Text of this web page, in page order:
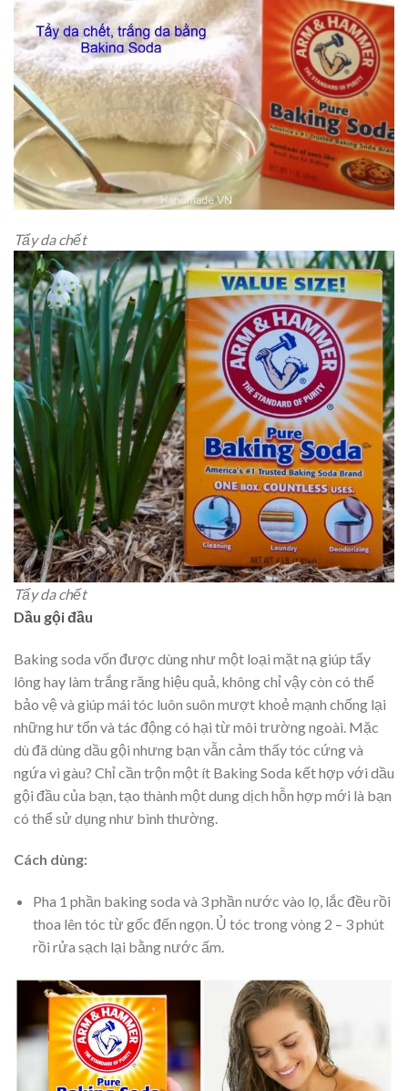
Tẩy da chết
Tẩy da chết
Dầu gội đầu
Baking soda vốn được dùng như một loại mặt nạ giúp tẩy
lông hay làm trắng răng hiệu quả, không chỉ vậy còn có thể
bảo vệ và giúp mái tóc luôn suôn mượt khoẻ mạnh chống lại
những hư tổn và tác động có hại từ môi trường ngoài. Mặc
dù đã dùng dầu gội nhưng bạn vẫn cảm thấy tóc cứng và
ngứa vì gàu? Chỉ cần trộn một ít Baking Soda kết hợp với dầu
gội đầu của bạn, tạo thành một dung dịch hỗn hợp mới là bạn
có thể sử dụng như bình thường.
Cách dùng:
Pha 1 phần baking soda và 3 phần nước vào lọ, lắc đều rồi
thoa lên tóc từ gốc đến ngọn. Ủ tóc trong vòng 2 – 3 phút
rồi rửa sạch lại bằng nước ấm.